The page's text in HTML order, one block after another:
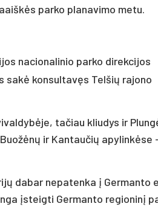
parko planavimo metu.
nacionalinio parko direkcijos
sakė konsultavęs Telšių rajono
tačiau kliudys ir
ir Kantaučių apylinkėse
dabar nepatenka į Germanto
įsteigti Germanto regioninį